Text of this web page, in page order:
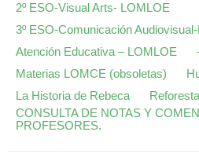
2º ESO-Visual Arts- LOMLOE
3º ESO-Comunicación
Atención Educativa – LOMLOE
Materias LOMCE (obsoletas)
La Historia de Rebeca
CONSULTA DE NOTAS Y
PROFESORES.